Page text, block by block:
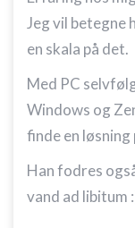
Jeg vil betegne
en skala på det.
Med PC
Windows og
finde en
Han fodres
vand ad libitum